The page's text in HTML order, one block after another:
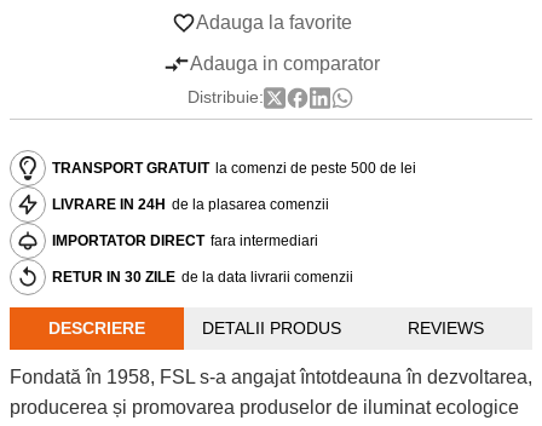
Adauga la favorite
Adauga in comparator
Distribuie:
TRANSPORT GRATUIT la comenzi de peste 500 de lei
LIVRARE IN 24H de la plasarea comenzii
IMPORTATOR DIRECT fara intermediari
RETUR IN 30 ZILE de la data livrarii comenzii
DESCRIERE DETALII PRODUS REVIEWS
Fondată în 1958, FSL s-a angajat întotdeauna în dezvoltarea,
producerea și promovarea produselor de iluminat ecologice